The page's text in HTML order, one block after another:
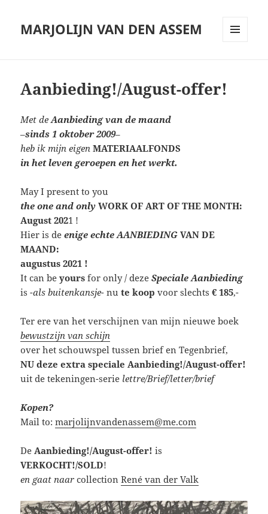
MARJOLIJN VAN DEN ASSEM
Aanbieding!/August-offer!
Met de Aanbieding van de maand
–sinds 1 oktober 2009–
heb ik mijn eigen MATERIAALFONDS
in het leven geroepen en het werkt.
May I present to you
the one and onlyWORK OF ART OF THE MONTH:
August 2021 !
Hier is deenige echte AANBIEDING VAN DE
MAAND:
augustus 2021 !
It can beyours for only / dezeSpeciale Aanbieding
is-als buitenkansje-nute koopvoor slechts€ 185,-
Ter ere van het verschijnen van mijn nieuwe boek
bewustzijn van schijn
over het schouwspel tussen brief en Tegenbrief,
NU deze extra speciale Aanbieding!/August-offer!
uit de tekeningen-serie lettre/Brief/letter/brief
Kopen?
Mail to:marjolijnvandenassem@me.com
DeAanbieding!/August-offer!is
VERKOCHT!/SOLD!
en gaat naarcollectionRené van der Valk